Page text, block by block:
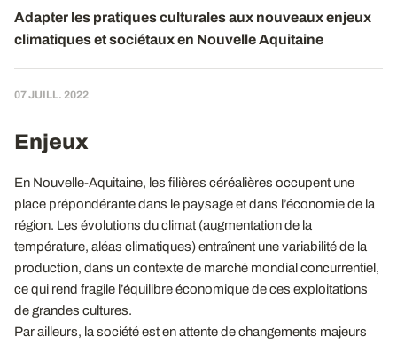
Adapter les pratiques culturales aux nouveaux enjeux
climatiques et sociétaux en Nouvelle Aquitaine
07 JUILL. 2022
Enjeux
En Nouvelle-Aquitaine, les filières céréalières occupent une
place prépondérante dans le paysage et dans l’économie de la
région. Les évolutions du climat (augmentation de la
température, aléas climatiques) entraînent une variabilité de la
production, dans un contexte de marché mondial concurrentiel,
ce qui rend fragile l’équilibre économique de ces exploitations
de grandes cultures.
Par ailleurs, la société est en attente de changements majeurs